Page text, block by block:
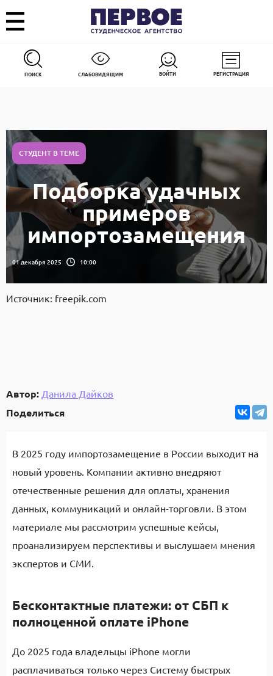
ПОИСК СЛАБОВИДЯЩИМ ВОЙТИ РЕГИСТРАЦИЯ
СТУДЕНТ В ТЕМЕ
Подборка удачных
примеров
импортозамещения
01 декабря 2025 10:00
Источник: freepik.com
Автор: Данила Дайков
Поделиться
В 2025 году импортозамещение в России выходит на
новый уровень. Компании активно внедряют
отечественные решения для оплаты, хранения
данных, коммуникаций и онлайн-торговли. В этом
материале мы рассмотрим успешные кейсы,
проанализируем перспективы и выслушаем мнения
экспертов и СМИ.
Бесконтактные платежи: от СБП к
полноценной оплате iPhone
До 2025 года владельцы iPhone могли
расплачиваться только через Систему быстрых